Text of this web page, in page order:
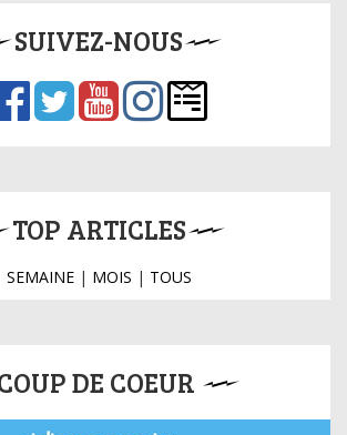
SUIVEZ-NOUS
TOP ARTICLES
SEMAINE| MOIS | TOUS
DE COEUR